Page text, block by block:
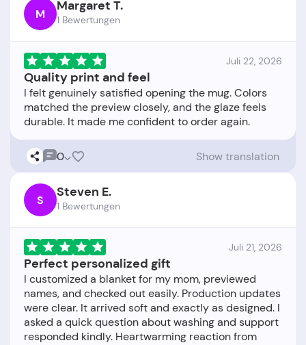
M Margaret T.
1 Bewertungen
Juli 22, 2026
Quality print and feel
I felt genuinely satisfied opening the mug. Colors
matched the preview closely, and the glaze feels
0 Show translation
S Steven E.
1 Bewertungen
Juli 21, 2026
Perfect personalized gift
I customized a blanket for my mom, previewed
names, and checked out easily. Production updates
were clear. It arrived soft and exactly as designed. I
asked a quick question about washing and support
responded kindly. Heartwarming reaction from